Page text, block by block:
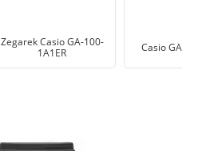
Zegarek Casio GA-100-
1A1ER
Casio GA-